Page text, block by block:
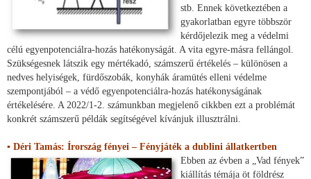
stb. Ennek következtében a
gyakorlatban egyre többször
kérdőjelezik meg a védelmi
célú egyenpotenciálra-hozás hatékonyságát. A vita egyre-másra fellángol.
Szükségesnek látszik egy mértékadó, számszerű értékelés – különösen a
nedves helyiségek, fürdőszobák, konyhák áramütés elleni védelme
szempontjából – a védő egyenpotenciálra-hozás hatékonyságának
értékelésére. A 2022/1-2. számunkban megjelenő cikkben ezt a problémát
konkrét számszerű példák segítségével kívánjuk illusztrálni.
▪ Déri Tamás: Írország fényei – Fényjáték a dublini állatkertben
Ebben az évben a „Vad fények”
kiállítás témája öt földrész